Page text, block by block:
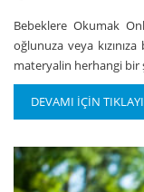
Bebeklere Okumak
oğlunuza veya
materyalin herhangi bir
DEVAMI İÇİN